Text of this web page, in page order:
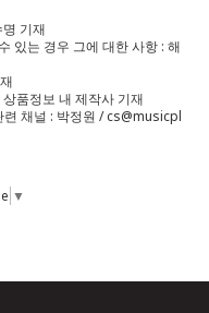
기재
있는 경우 그에 대한 사항 : 해
품정보 내 제작사 기재
련 채널 : 박정원 / cs@musicpl
▼